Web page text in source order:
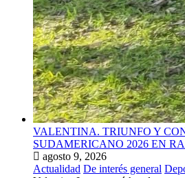
VALENTINA. TRIUNFO Y
SUDAMERICANO 2026 EN
agosto 9, 2026
Actualidad De interés general